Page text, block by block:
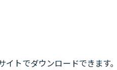
イトでダウンロードできます